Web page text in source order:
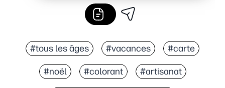
#tous les âges #vacances #carte
#noël #colorant #artisanat